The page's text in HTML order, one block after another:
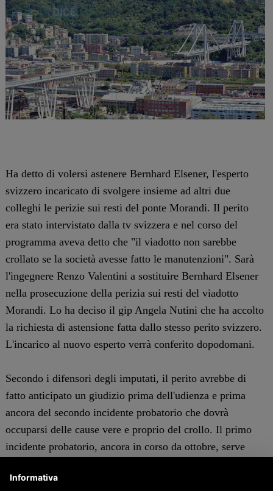
Ha detto di volersi astenere Bernhard Elsener, l'esperto
svizzero incaricato di svolgere insieme ad altri due
colleghi le perizie sui resti del ponte Morandi. Il perito
era stato intervistato dalla tv svizzera e nel corso del
programma aveva detto che "il viadotto non sarebbe
crollato se la società avesse fatto le manutenzioni". Sarà
l'ingegnere Renzo Valentini a sostituire Bernhard Elsener
nella prosecuzione della perizia sui resti del viadotto
Morandi. Lo ha deciso il gip Angela Nutini che ha accolto
la richiesta di astensione fatta dallo stesso perito svizzero.
L'incarico al nuovo esperto verrà conferito dopodomani.
Secondo i difensori degli imputati, il perito avrebbe di
fatto anticipato un giudizio prima dell'udienza e prima
ancora del secondo incidente probatorio che dovrà
occuparsi delle cause vere e proprio del crollo. Il primo
incidente probatorio, ancora in corso da ottobre, serve
e il cronoprogramma delle operazioni di smontaggio dei
Informativa